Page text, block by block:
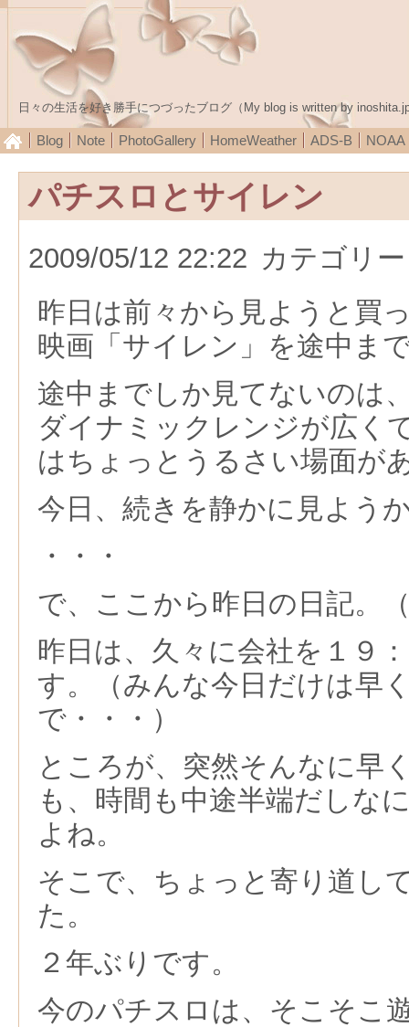
日々の生活を好き勝手につづったブログ（My blog is written by
Blog Note PhotoGallery HomeWeather ADS-B NOAA
パチスロとサイレン
2009/05/12 22:22 カテゴリ
昨日は前々から見ようと買
映画「サイレン」を途中ま
途中までしか見てないのは
ダイナミックレンジが広く
はちょっとうるさい場面が
今日、続きを静かに見よう
・・・
で、ここから昨日の日記。
昨日は、久々に会社を１９
す。（みんな今日だけは早
で・・・）
ところが、突然そんなに早
も、時間も中途半端だしな
よね。
そこで、ちょっと寄り道し
た。
２年ぶりです。
今のパチスロは、そこそこ